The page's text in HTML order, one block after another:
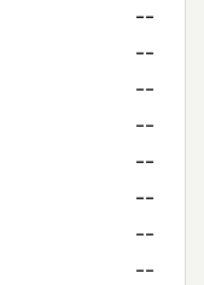
--
--
--
--
--
--
--
--